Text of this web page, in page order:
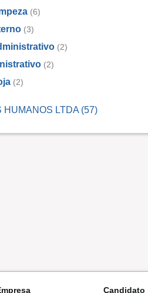
(6)
(3)
(2)
(2)
(2)
HUMANOS LTDA (57)
Candidato